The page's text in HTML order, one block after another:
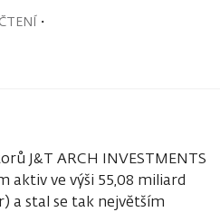
・
J&T ARCH INVESTMENTS
aktiv ve výši 55,08 miliard
a stal se tak největším